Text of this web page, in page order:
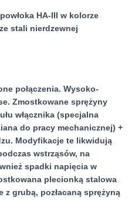
HA-III w kolorze
stali nierdzewnej
połączenia. Wysoko-
Zmostkowane sprężyny
włącznika (specjalna
do pracy mechanicznej) +
Modyfikacje te likwidują
wstrząsów, na
spadki napięcia w
plecionką stalowa
grubą, pozłacaną sprężyną